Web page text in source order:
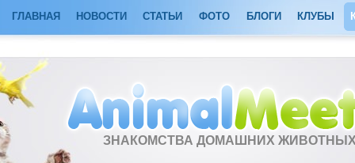
ГЛАВНАЯ НОВОСТИ СТАТЬИ ФОТО БЛОГИ КЛУБЫ
ЗНАКОМСТВА ДОМАШНИХ